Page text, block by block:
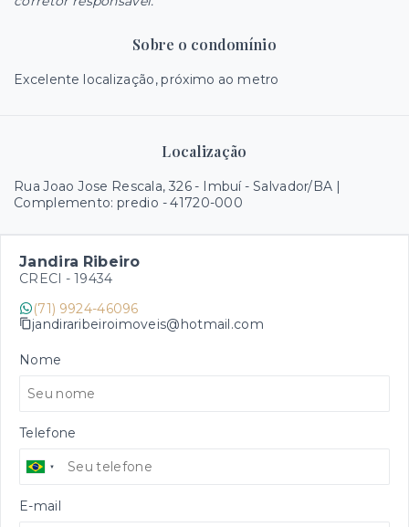
Sobre o condomínio
Excelente localização, próximo ao metro
Localização
Rua Joao Jose Rescala, 326 - Imbuí - Salvador/BA |
Complemento: predio - 41720-000
Jandira Ribeiro
CRECI - 19434
(71) 9924-46096
jandiraribeiroimoveis@hotmail.com
Nome
Telefone
E-mail